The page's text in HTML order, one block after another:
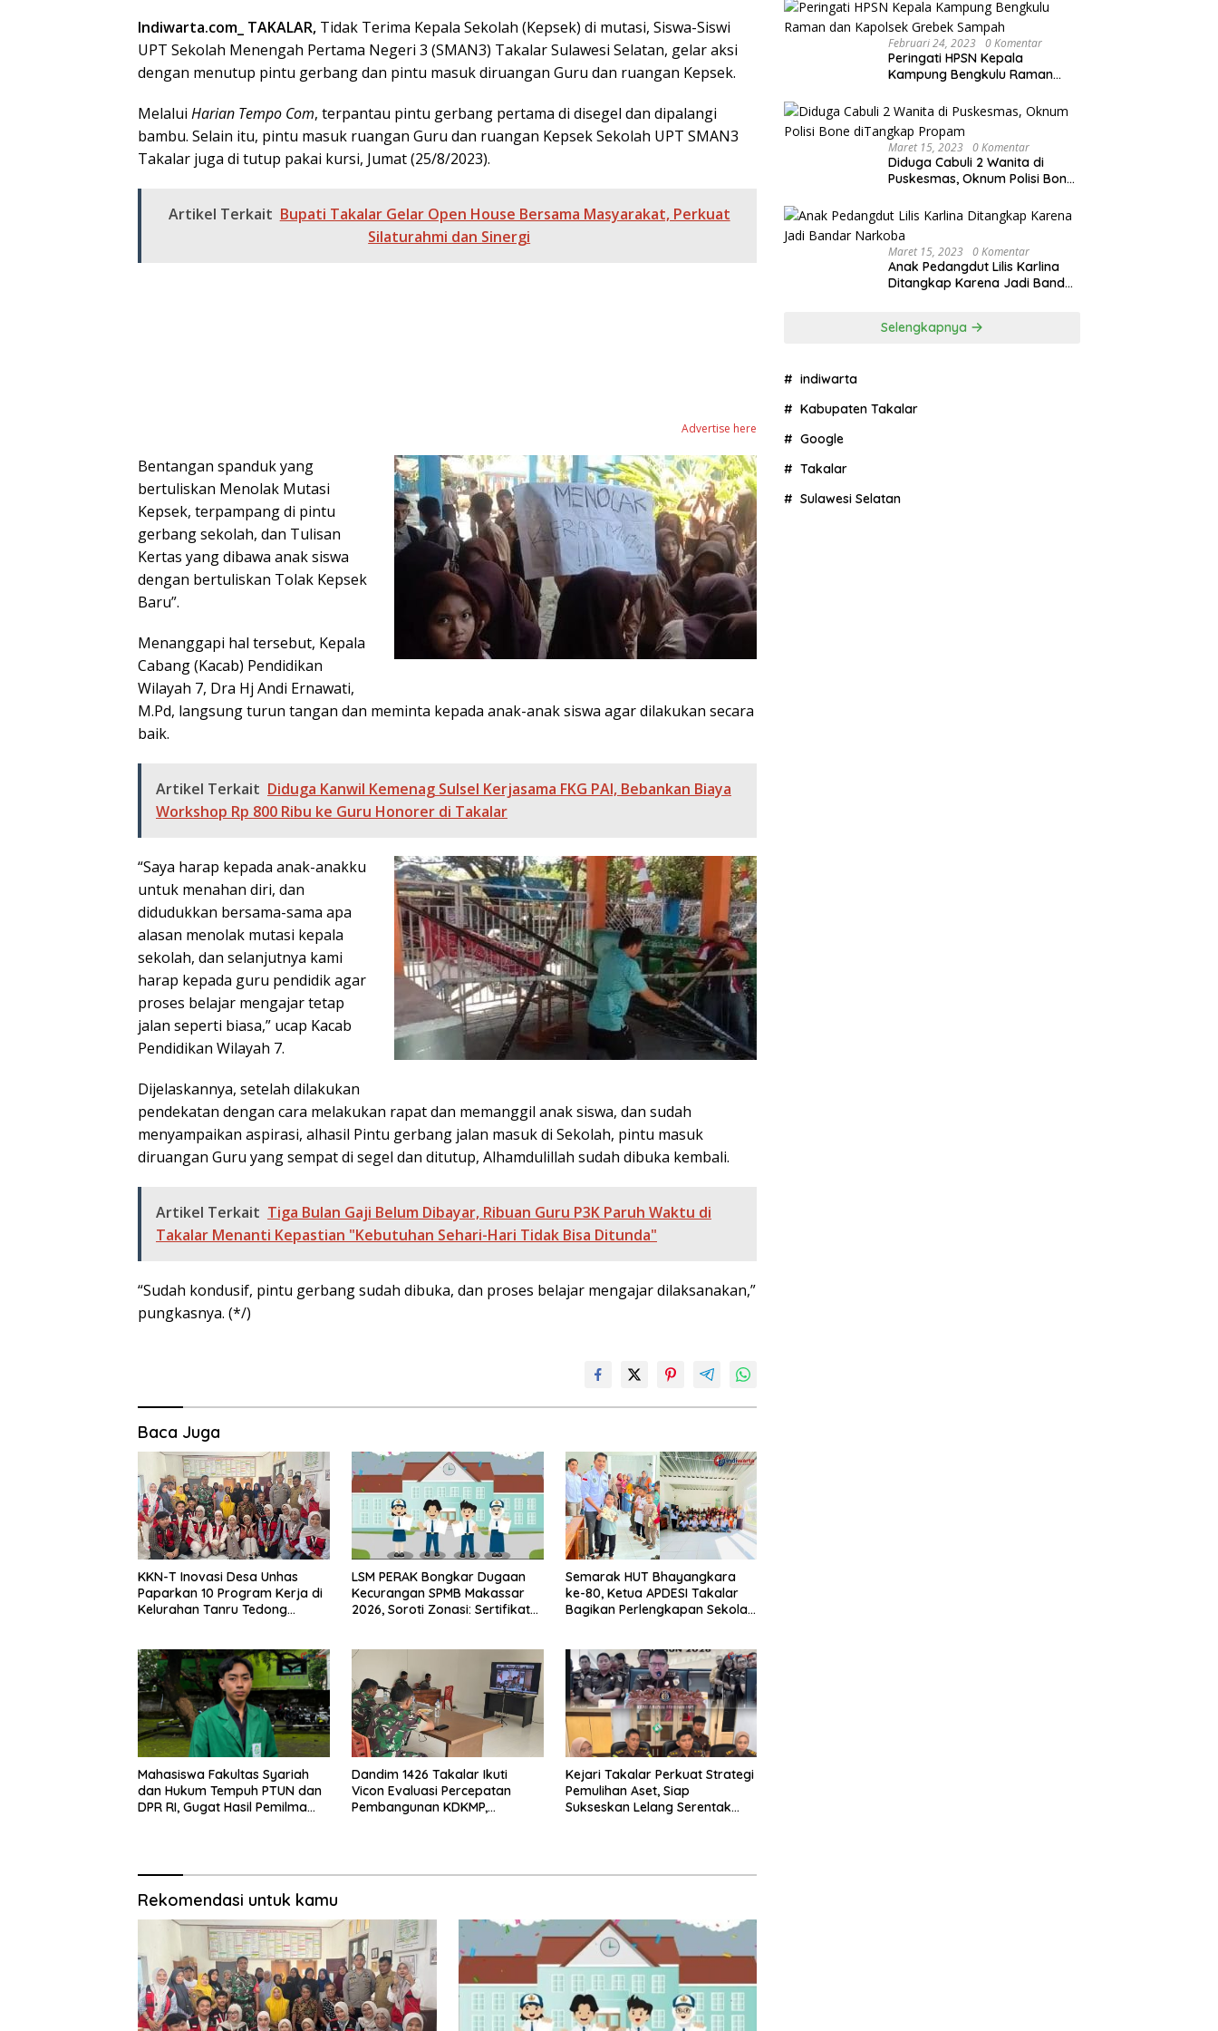
Indiwarta.com_ TAKALAR, Tidak Terima Kepala Sekolah (Kepsek) di mutasi, Siswa-Siswi
UPT Sekolah Menengah Pertama Negeri 3 (SMAN3) Takalar Sulawesi Selatan, gelar aksi
dengan menutup pintu gerbang dan pintu masuk diruangan Guru dan ruangan Kepsek.
Melalui Harian Tempo Com, terpantau pintu gerbang pertama di disegel dan dipalangi
bambu. Selain itu, pintu masuk ruangan Guru dan ruangan Kepsek Sekolah UPT SMAN3
Takalar juga di tutup pakai kursi, Jumat (25/8/2023).
Artikel Terkait Bupati Takalar Gelar Open House Bersama Masyarakat, Perkuat
Silaturahmi dan Sinergi
Advertise here
Bentangan spanduk yang
bertuliskan Menolak Mutasi
Kepsek, terpampang di pintu
gerbang sekolah, dan Tulisan
Kertas yang dibawa anak siswa
dengan bertuliskan Tolak Kepsek
Baru”.
Menanggapi hal tersebut, Kepala
Cabang (Kacab) Pendidikan
Wilayah 7, Dra Hj Andi Ernawati,
M.Pd, langsung turun tangan dan meminta kepada anak-anak siswa agar dilakukan secara
baik.
Artikel Terkait Diduga Kanwil Kemenag Sulsel Kerjasama FKG PAI, Bebankan Biaya
Workshop Rp 800 Ribu ke Guru Honorer di Takalar
“Saya harap kepada anak-anakku
untuk menahan diri, dan
didudukkan bersama-sama apa
alasan menolak mutasi kepala
sekolah, dan selanjutnya kami
harap kepada guru pendidik agar
proses belajar mengajar tetap
jalan seperti biasa,” ucap Kacab
Pendidikan Wilayah 7.
Dijelaskannya, setelah dilakukan
pendekatan dengan cara melakukan rapat dan memanggil anak siswa, dan sudah
menyampaikan aspirasi, alhasil Pintu gerbang jalan masuk di Sekolah, pintu masuk
diruangan Guru yang sempat di segel dan ditutup, Alhamdulillah sudah dibuka kembali.
Artikel Terkait Tiga Bulan Gaji Belum Dibayar, Ribuan Guru P3K Paruh Waktu di
Takalar Menanti Kepastian "Kebutuhan Sehari-Hari Tidak Bisa Ditunda"
“Sudah kondusif, pintu gerbang sudah dibuka, dan proses belajar mengajar dilaksanakan,”
pungkasnya. (*/)
Baca Juga
KKN-T Inovasi Desa Unhas
Paparkan 10 Program Kerja di
Kelurahan Tanru Tedong
LSM PERAK Bongkar Dugaan
Kecurangan SPMB Makassar
2026, Soroti Zonasi: Sertifikat
Semarak HUT Bhayangkara
ke-80, Ketua APDESI Takalar
Bagikan Perlengkapan Sekolah
Mahasiswa Fakultas Syariah
dan Hukum Tempuh PTUN dan
DPR RI, Gugat Hasil Pemilma
Dandim 1426 Takalar Ikuti
Vicon Evaluasi Percepatan
Pembangunan KDKMP,
Kejari Takalar Perkuat Strategi
Pemulihan Aset, Siap
Sukseskan Lelang Serentak
Rekomendasi untuk kamu
Februari 24, 2023 0 Komentar
Peringati HPSN Kepala
Kampung Bengkulu Raman
Maret 15, 2023 0 Komentar
Diduga Cabuli 2 Wanita di
Puskesmas, Oknum Polisi Bone
Maret 15, 2023 0 Komentar
Anak Pedangdut Lilis Karlina
Ditangkap Karena Jadi Bandar
Selengkapnya
indiwarta
Kabupaten Takalar
Google
Takalar
Sulawesi Selatan